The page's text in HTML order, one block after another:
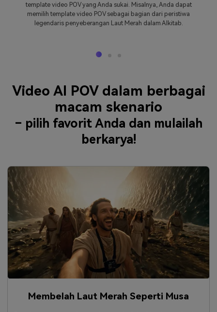
template video POV yang Anda sukai. Misalnya, Anda dapat
memilih template video POV sebagai bagian dari peristiwa
legendaris penyeberangan Laut Merah dalam Alkitab.
Video AI POV dalam berbagai
macam skenario
– pilih favorit Anda dan mulailah
berkarya!
Membelah Laut Merah Seperti Musa